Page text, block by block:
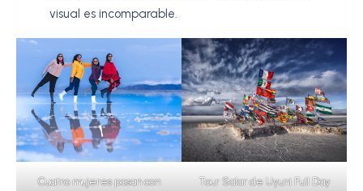
visual es incomparable.
Cuatro mujeres posan con
Tour Salar de Uyuni Full Day